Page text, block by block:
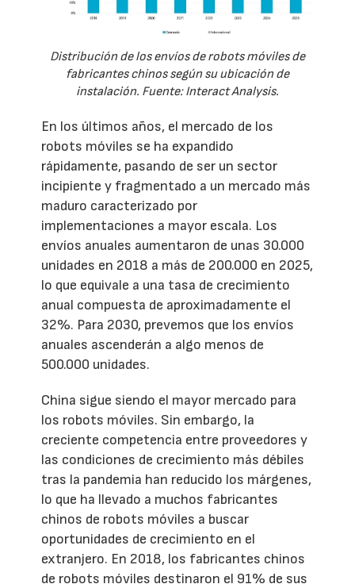
Distribución de los envíos de robots móviles de
fabricantes chinos según su ubicación de
instalación. Fuente: Interact Analysis.
En los últimos años, el mercado de los
robots móviles se ha expandido
rápidamente, pasando de ser un sector
incipiente y fragmentado a un mercado más
maduro caracterizado por
implementaciones a mayor escala. Los
envíos anuales aumentaron de unas 30.000
unidades en 2018 a más de 200.000 en 2025,
lo que equivale a una tasa de crecimiento
anual compuesta de aproximadamente el
32%. Para 2030, prevemos que los envíos
anuales ascenderán a algo menos de
500.000 unidades.
China sigue siendo el mayor mercado para
los robots móviles. Sin embargo, la
creciente competencia entre proveedores y
las condiciones de crecimiento más débiles
tras la pandemia han reducido los márgenes,
lo que ha llevado a muchos fabricantes
chinos de robots móviles a buscar
oportunidades de crecimiento en el
extranjero. En 2018, los fabricantes chinos
de robots móviles destinaron el 91% de sus